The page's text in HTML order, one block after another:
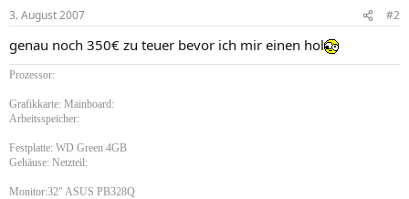
3. August 2007 #2
genau noch 350€ zu teuer bevor ich mir einen hol
Prozessor:
Grafikkarte: Mainboard:
Arbeitsspeicher:
Festplatte: WD Green 4GB
Gehäuse: Netzteil:
Monitor:32" ASUS PB328Q